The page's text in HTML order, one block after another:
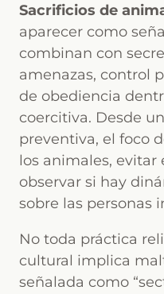
Sacrificios de
aparecer como
combinan con
amenazas, control
de obediencia
coercitiva. Desde
preventiva, el foco
los animales, evitar
observar si hay
sobre las personas
No toda práctica
cultural implica
señalada como